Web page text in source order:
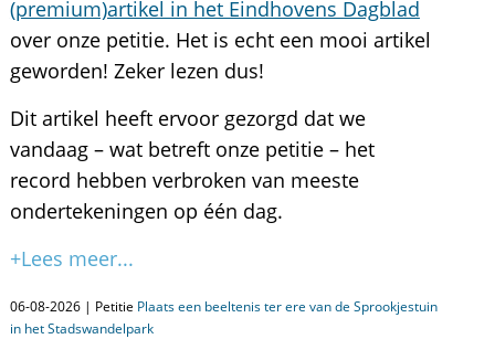
(premium)artikel in het Eindhovens Dagblad
over onze petitie. Het is echt een mooi artikel
geworden! Zeker lezen dus!
Dit artikel heeft ervoor gezorgd dat we
vandaag – wat betreft onze petitie – het
record hebben verbroken van meeste
ondertekeningen op één dag.
+Lees meer...
06-08-2026 | Petitie Plaats een beeltenis ter ere van de Sprookjestuin
in het Stadswandelpark